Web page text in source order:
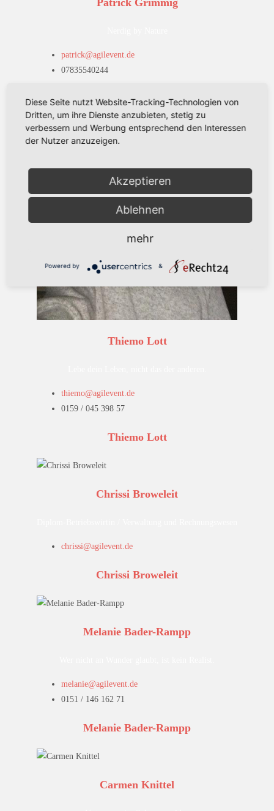
Patrick Grimmig
patrick@agilevent.de
07835540244
Patrick Grimmig
Thiemo Lott
thiemo@agilevent.de
0159 / 045 398 57
Thiemo Lott
Chrissi Broweleit
chrissi@agilevent.de
Chrissi Broweleit
Melanie Bader-Rampp
melanie@agilevent.de
0151 / 146 162 71
Melanie Bader-Rampp
Carmen Knittel
Diese Seite nutzt Website-Tracking-Technologien von
Dritten, um ihre Dienste anzubieten, stetig zu
verbessern und Werbung entsprechend den Interessen
der Nutzer anzuzeigen.
Akzeptieren
Ablehnen
mehr
Powered by &